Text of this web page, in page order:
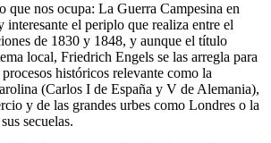
que nos ocupa: La Guerra Campesina en
interesante el periplo que realiza entre el
de 1830 y 1848, y aunque el título
local, Friedrich Engels se las arregla para
históricos relevante como la
(Carlos I de España y V de Alemania),
y de las grandes urbes como Londres o la
secuelas.